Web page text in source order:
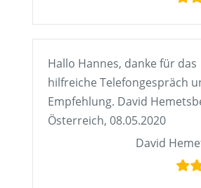
Hallo Hannes, danke für das
hilfreiche Telefongespräch
Empfehlung. David
Österreich, 08.05.2020
David